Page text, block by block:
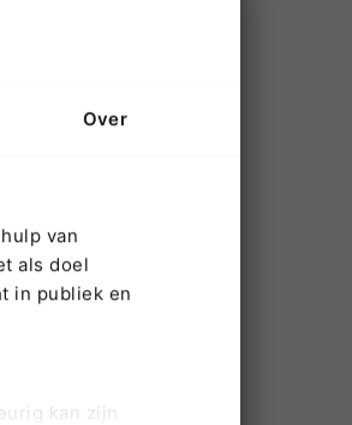
Over
van
als doel
in publiek en
kan zijn